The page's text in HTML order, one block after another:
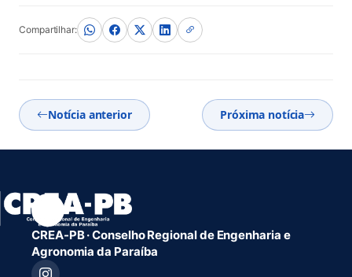
Compartilhar:
Notícia anterior Próxima notícia
CREA-PB · Conselho Regional de Engenharia e
Agronomia da Paraíba